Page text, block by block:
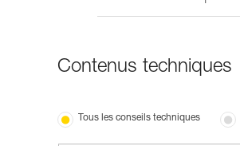
Contenus techniques
Tous les conseils techniques